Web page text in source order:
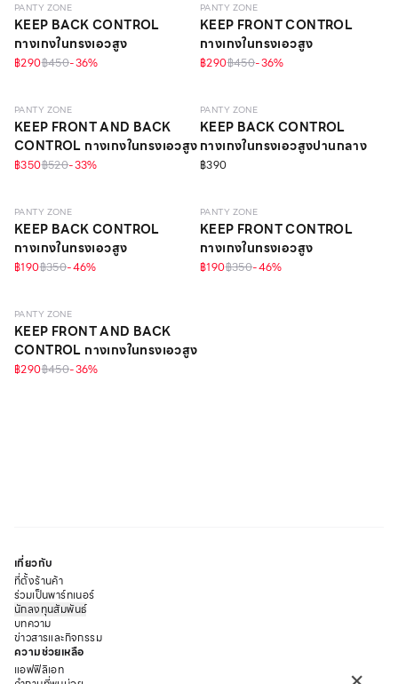
PANTY ZONE
KEEP BACK CONTROL
กางเกงในทรงเอวสูง
฿290฿450-36%
PANTY ZONE
KEEP FRONT CONTROL
กางเกงในทรงเอวสูง
฿290฿450-36%
SCULPT
PANTY ZONE
KEEP FRONT AND BACK
CONTROL กางเกงในทรงเอวสูง
฿350฿520-33%
SCULPT ONLINE EXCLUSIVE
PANTY ZONE
KEEP BACK CONTROL
กางเกงในทรงเอวสูงปานกลาง
฿390
SCULPT
PANTY ZONE
KEEP BACK CONTROL
กางเกงในทรงเอวสูง
฿190฿350-46%
SCULPT
PANTY ZONE
KEEP FRONT CONTROL
กางเกงในทรงเอวสูง
฿190฿350-46%
SCULPT
PANTY ZONE
KEEP FRONT AND BACK
CONTROL กางเกงในทรงเอวสูง
฿290฿450-36%
เกี่ยวกับ
ที่ตั้งร้านค้า
ร่วมเป็นพาร์ทเนอร์
นักลงทุนสัมพันธ์
บทความ
ข่าวสารและกิจกรรม
ความช่วยเหลือ
แอฟฟิลิเอท